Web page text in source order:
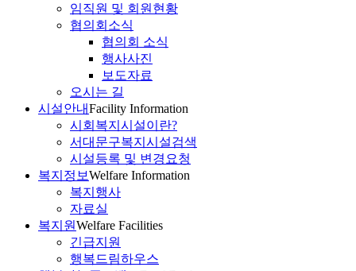
임직원 및 회원현황
협의회소식
협의회 소식
행사사진
보도자료
오시는 길
시설안내Facility Information
시회복지시설이란?
서대문구복지시설검색
시설등록 및 변경요청
복지정보Welfare Information
복지행사
자료실
복지원Welfare Facilities
긴급지원
행복드림하우스